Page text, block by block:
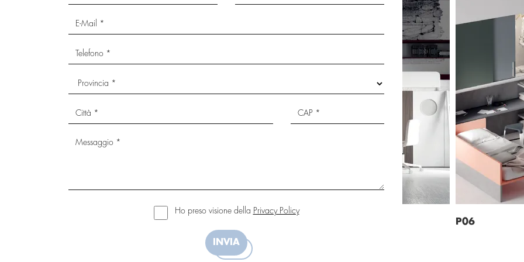
Ho preso visione della Privacy Policy
INVIA
P06